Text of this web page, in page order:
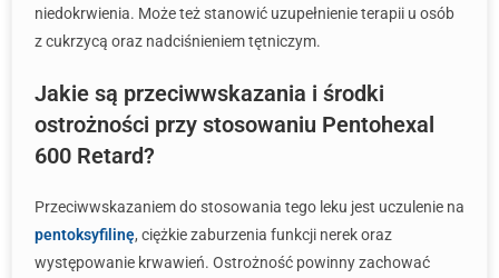
niedokrwienia. Może też stanowić uzupełnienie terapii u osób
z cukrzycą oraz nadciśnieniem tętniczym.
Jakie są przeciwwskazania i środki
ostrożności przy stosowaniu Pentohexal
600 Retard?
Przeciwwskazaniem do stosowania tego leku jest uczulenie na
pentoksyfilinę, ciężkie zaburzenia funkcji nerek oraz
występowanie krwawień. Ostrożność powinny zachować